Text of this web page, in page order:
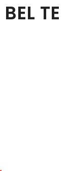
TE